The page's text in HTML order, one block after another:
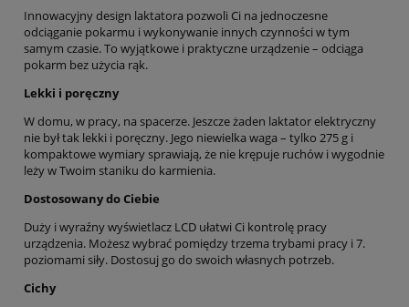
Innowacyjny design laktatora pozwoli Ci na jednoczesne
odciąganie pokarmu i wykonywanie innych czynności w tym
samym czasie. To wyjątkowe i praktyczne urządzenie – odciąga
pokarm bez użycia rąk.
Lekki i poręczny
W domu, w pracy, na spacerze. Jeszcze żaden laktator elektryczny
nie był tak lekki i poręczny. Jego niewielka waga – tylko 275 g i
kompaktowe wymiary sprawiają, że nie krępuje ruchów i wygodnie
leży w Twoim staniku do karmienia.
Dostosowany do Ciebie
Duży i wyraźny wyświetlacz LCD ułatwi Ci kontrolę pracy
urządzenia. Możesz wybrać pomiędzy trzema trybami pracy i 7.
poziomami siły. Dostosuj go do swoich własnych potrzeb.
Cichy